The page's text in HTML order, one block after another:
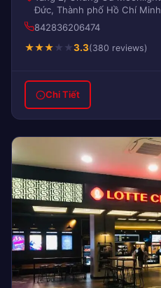
Đức, Thành phố Hồ Chí Minh
842836206474
★★★★ ★3.3(380 reviews)
Chi Tiết